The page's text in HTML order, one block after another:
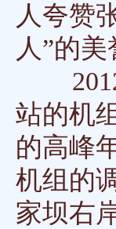
人夸赞
人”的美
2012
站的机
的高峰
机组的
家坝右